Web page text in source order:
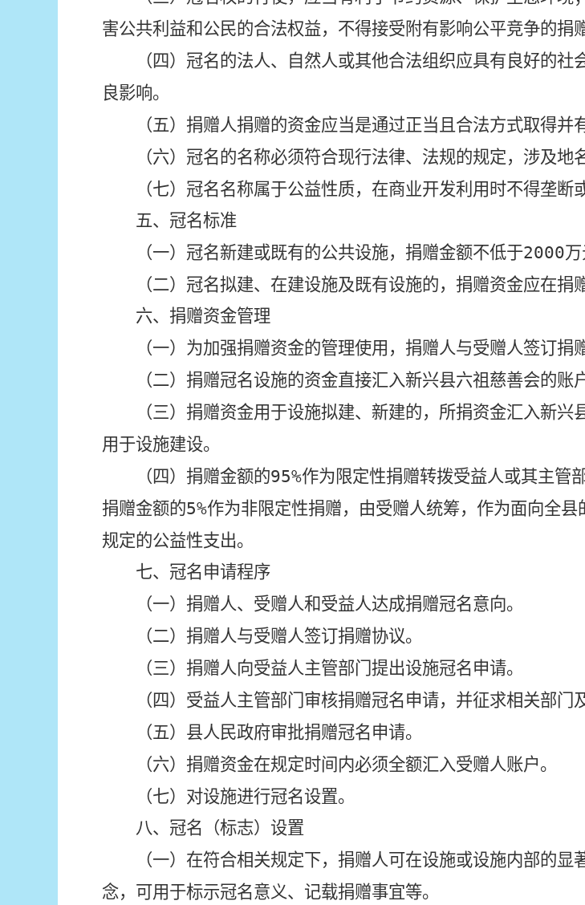
害公共利益和公民的合法权益，不得接受附有影响公平竞争的捐
（四）冠名的法人、 自然人或其他合法组织应具有良好的社
良影响。
（五）捐赠人捐赠的资金应当是通过正当且合法方式取得并
（六）冠名的名称必须符合现行法律、法规的规定，涉及地
（七）冠名名称属于公益性质，在商业开发利用时不得垄断
五、冠名标准
（一）冠名新建或既有的公共设施，捐赠金额不低于2000
（二）冠名拟建、在建设施及既有设施的，捐赠资金应在捐
六、捐赠资金管理
（一）为加强捐赠资金的管理使用，捐赠人与受赠人签订捐
（二）捐赠冠名设施的资金直接汇入新兴县六祖慈善会的账
（三）捐赠资金用于设施拟建、新建的，所捐资金汇入新
用于设施建设。
（四）捐赠金额的95%作为限定性捐赠转拨受益人或其主管
捐赠金额的5%作为非限定性捐赠，由受赠人统筹，作为面向全
规定的公益性支出。
七、冠名申请程序
（一）捐赠人、受赠人和受益人达成捐赠冠名意向。
（二）捐赠人与受赠人签订捐赠协议。
（三）捐赠人向受益人主管部门提出设施冠名申请。
（四）受益人主管部门审核捐赠冠名申请，并征求相关部门
（五）县人民政府审批捐赠冠名申请。
（六）捐赠资金在规定时间内必须全额汇入受赠人账户。
（七）对设施进行冠名设置。
八、冠名（标志）设置
（一）在符合相关规定下，捐赠人可在设施或设施内部的
念，可用于标示冠名意义、记载捐赠事宜等。